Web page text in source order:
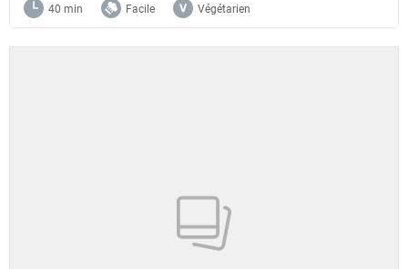
40 min Facile Végétarien